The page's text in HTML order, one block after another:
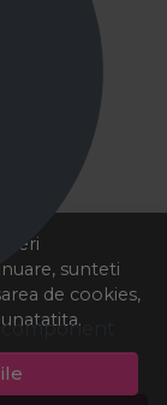
sunteti
de cookies,